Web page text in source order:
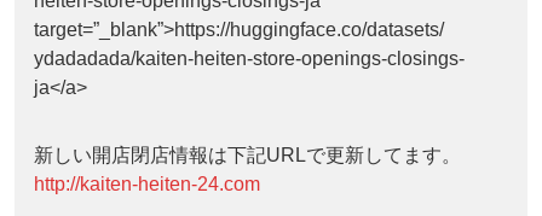
target=”_blank”>https://huggingface.co/datasets/
ydadadada/kaiten-heiten-store-openings-closings-
ja</a>
新しい開店閉店情報は下記URLで更新してます。
http://kaiten-heiten-24.com